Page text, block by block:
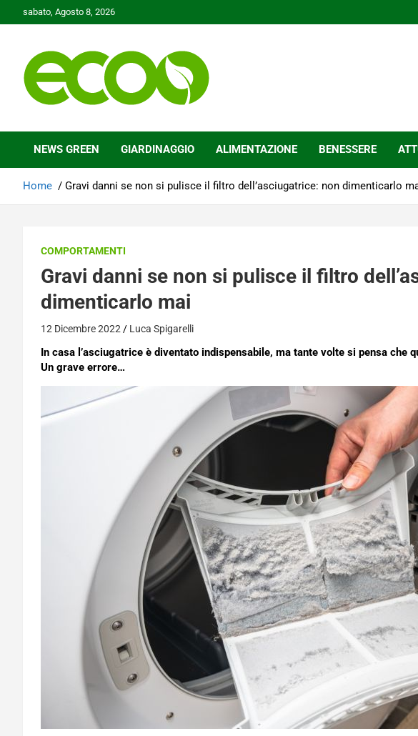
to
sabato, Agosto 8, 2026
Ecoo.it
NEWS GREEN GIARDINAGGIO ALIMENTAZIONE BENESSERE
Home Gravi danni se non si pulisce il filtro dell’asciugatrice: non dimenticarlo
COMPORTAMENTI
Gravi danni se non si pulisce il filtro
dimenticarlo mai
12 Dicembre 2022 Luca Spigarelli
In casa l’asciugatrice è diventato indispensabile, ma tante volte si pensa che
Un grave errore…